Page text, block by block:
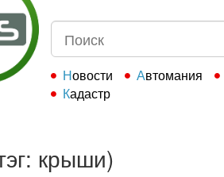
Новости
Автомания
Кадастр
крыши)